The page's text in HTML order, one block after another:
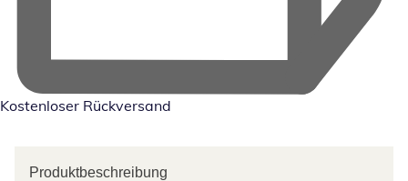
Kostenloser Rückversand
Produktbeschreibung